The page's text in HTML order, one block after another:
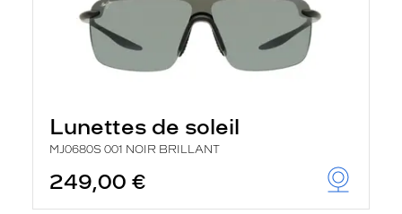
Lunettes de soleil
MJ0680S 001 NOIR BRILLANT
249,00 €